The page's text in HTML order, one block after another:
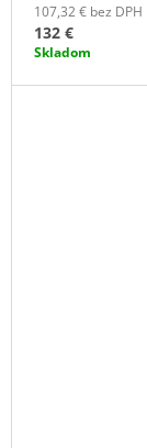
107,32 € bez DPH
132 €
Skladom